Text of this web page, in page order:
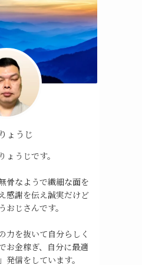
ょうじ
ょうじです。
骨なようで繊細な面を
感謝を伝え誠実だけど
おじさんです。
力を抜いて自分らしく
お金稼ぎ、自分に最適
発信をしています。